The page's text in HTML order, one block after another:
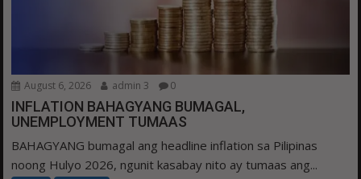
August 6, 2026 admin 3 0
INFLATION BAHAGYANG BUMAGAL,
UNEMPLOYMENT TUMAAS
BAHAGYANG bumagal ang headline inflation sa Pilipinas
noong Hulyo 2026, ngunit kasabay nito ay tumaas ang...